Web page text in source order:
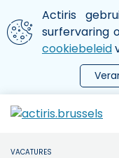
Aller au contenu
We gebruiken
Actiris
surfervaring
cookiebeleid
le menu
VACATURES